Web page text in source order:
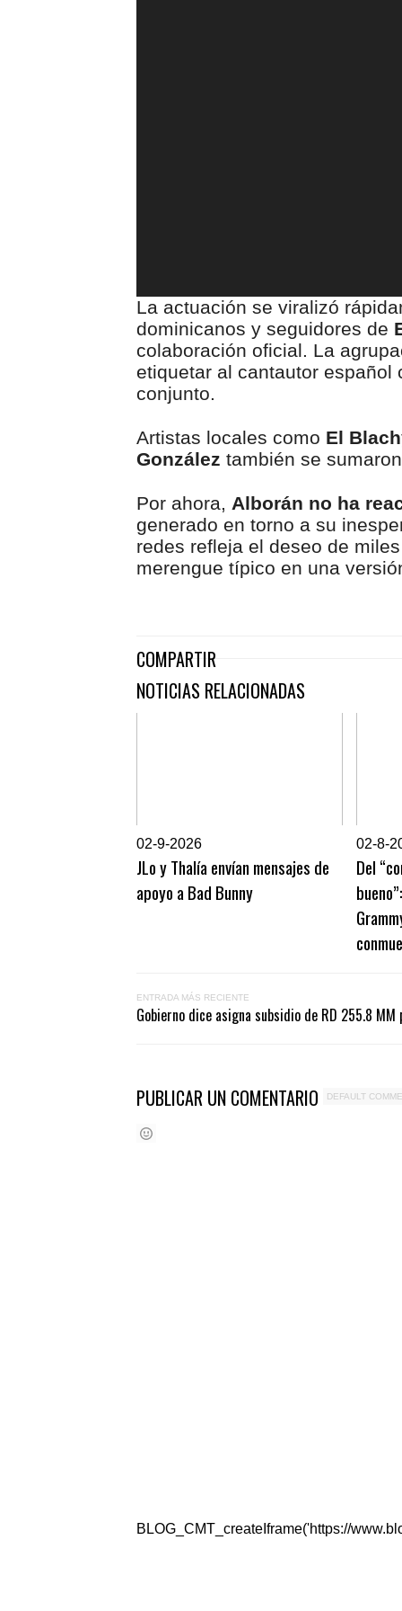
La actuación se viralizó
dominicanos y seguidores de
colaboración oficial. La
etiquetar al cantautor español
conjunto.
Artistas locales como El
González también se
Por ahora, Alborán no ha
generado en torno a su
redes refleja el deseo de
merengue típico en una
COMPARTIR
NOTICIAS RELACIONADAS
02-9-2026
JLo y Thalía envían mensajes de
apoyo a Bad Bunny
02-8-
Del
ENTRADA MÁS RECIENTE
Gobierno dice asigna subsidio de RD 255.8
PUBLICAR UN COMENTARIO DEFAULT
BLOG_CMT_createIframe('https://